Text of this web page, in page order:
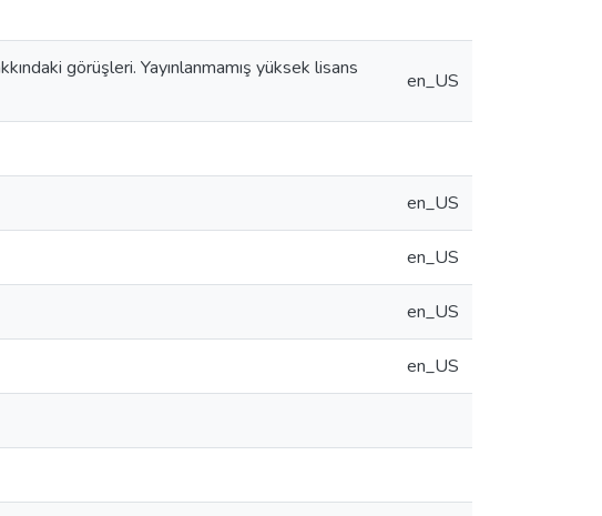
görüşleri. Yayınlanmamış yüksek lisans
en_US
en_US
en_US
en_US
en_US